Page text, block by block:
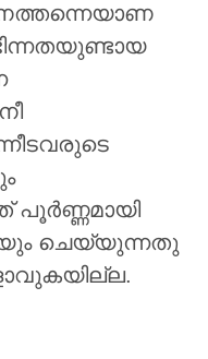
പൂര്‍ണ്ണമായി
ചെയ്യുന്നതു